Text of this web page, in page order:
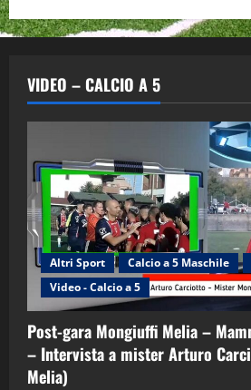
VIDEO – CALCIO A 5
Altri Sport Calcio a 5 Maschile
Video - Calcio a 5
Post-gara Mongiuffi Melia –
– Intervista a mister Arturo
Melia)